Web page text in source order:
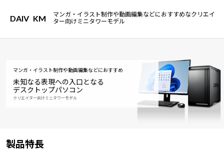
ノートPC
サーバー
ワークステーション
Windows 11
NEXTGEAR
MousePro
iiyama
クリエイティブ向け
学習向けパソコン
スペック/パーツ別
すべて新品の旧モデル製品
おすすめ目玉パソコン
今イチオシのパソコンをピ
Windows 11 |Copilot+ PC
DAIV KM
マンガ・イラスト制作や動画編集などにおすすめなクリエイ
ター向けミニタワーモデル
マンガ・イラスト制作や動画編集などにおすすめ
未知なる表現への入口となる
デスクトップパソコン
クリエイター向けミニタワーモデル
製品特長